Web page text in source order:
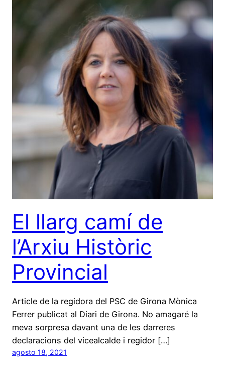
El llarg camí de
l’Arxiu Històric
Provincial
Article de la regidora del PSC de Girona Mònica
Ferrer publicat al Diari de Girona. No amagaré la
meva sorpresa davant una de les darreres
declaracions del vicealcalde i regidor […]
agosto 18, 2021